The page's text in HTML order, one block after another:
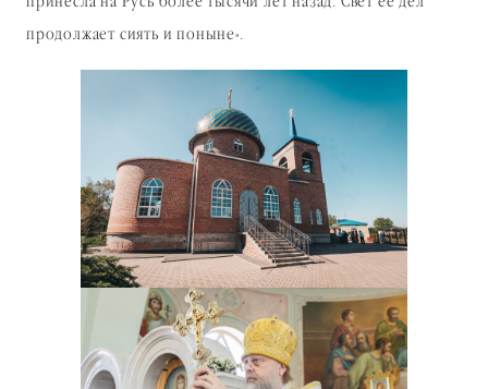
продолжает сиять и поныне».